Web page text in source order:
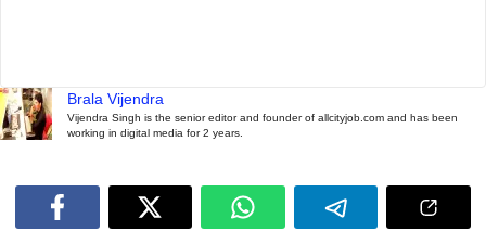
Brala Vijendra
Vijendra Singh is the senior editor and founder of allcityjob.com and has been
working in digital media for 2 years.